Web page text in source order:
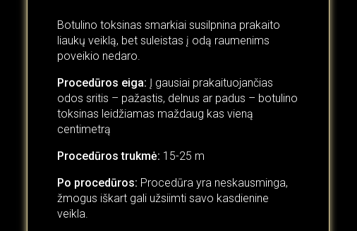
Botulino toksinas smarkiai susilpnina prakaito
liaukų veiklą, bet suleistas į odą raumenims
poveikio nedaro.
Procedūros eiga: Į gausiai prakaituojančias
odos sritis – pažastis, delnus ar padus – botulino
toksinas leidžiamas maždaug kas vieną
centimetrą
Procedūros trukmė: 15-25 m
Po procedūros: Procedūra yra neskausminga,
žmogus iškart gali užsiimti savo kasdienine
veikla.